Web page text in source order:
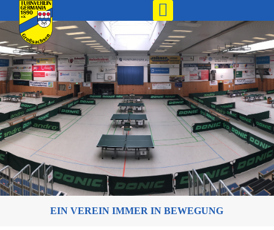
EIN VEREIN IMMER IN BEWEGUNG